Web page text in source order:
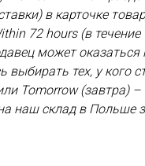
в карточке
72 hours (в
может оказаться
выбирать тех, у кого
Tomorrow (завтра)
наш склад в Польше